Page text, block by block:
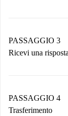
non accetta.
PASSAGGIO 3
Ricevi una
contatto
Se rifiutata:
PASSAGGIO 4
Trasferimento